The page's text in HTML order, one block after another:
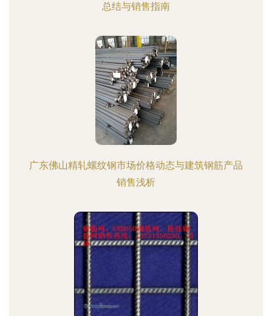
总结与销售指南
广东佛山精轧螺纹钢市场价格动态与建筑钢筋产品
销售浅析